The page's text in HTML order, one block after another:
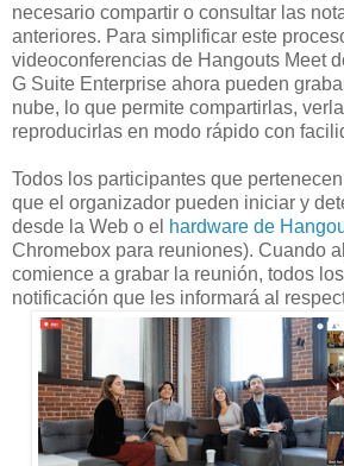
necesario compartir o consultar las
anteriores. Para simplificar este
videoconferencias de Hangouts Meet
G Suite Enterprise ahora pueden
nube, lo que permite compartirlas,
reproducirlas en modo rápido con
Todos los participantes que
que el organizador pueden iniciar y
desde la Web o el hardware de
Chromebox para reuniones). Cuando
comience a grabar la reunión, todos
notificación que les informará al